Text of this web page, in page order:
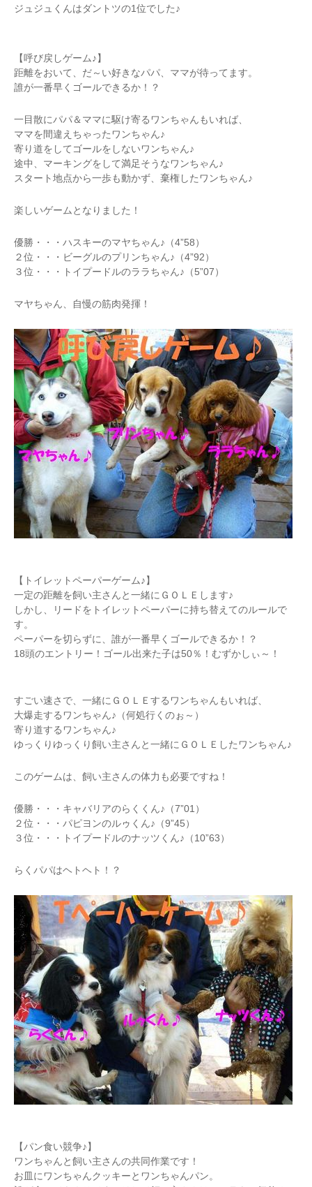
ジュジュくんはダントツの1位でした♪
【呼び戻しゲーム♪】
距離をおいて、だ～い好きなパパ、ママが待ってます。
誰が一番早くゴールできるか！？
一目散にパパ＆ママに駆け寄るワンちゃんもいれば、
ママを間違えちゃったワンちゃん♪
寄り道をしてゴールをしないワンちゃん♪
途中、マーキングをして満足そうなワンちゃん♪
スタート地点から一歩も動かず、棄権したワンちゃん♪
楽しいゲームとなりました！
優勝・・・ハスキーのマヤちゃん♪（4”58）
２位・・・ビーグルのプリンちゃん♪（4”92）
３位・・・トイプードルのララちゃん♪（5”07）
マヤちゃん、自慢の筋肉発揮！
【トイレットペーパーゲーム♪】
一定の距離を飼い主さんと一緒にＧＯＬＥします♪
しかし、リードをトイレットペーパーに持ち替えてのルールで
す。
ペーパーを切らずに、誰が一番早くゴールできるか！？
18頭のエントリー！ゴール出来た子は50％！むずかしぃ～！
すごい速さで、一緒にＧＯＬＥするワンちゃんもいれば、
大爆走するワンちゃん♪（何処行くのぉ～）
寄り道するワンちゃん♪
ゆっくりゆっくり飼い主さんと一緒にＧＯＬＥしたワンちゃん♪
このゲームは、飼い主さんの体力も必要ですね！
優勝・・・キャバリアのらくくん♪（7”01）
２位・・・パピヨンのルゥくん♪（9”45）
３位・・・トイプードルのナッツくん♪（10”63）
らくパパはヘトヘト！？
【パン食い競争♪】
ワンちゃんと飼い主さんの共同作業です！
お皿にワンちゃんクッキーとワンちゃんパン。